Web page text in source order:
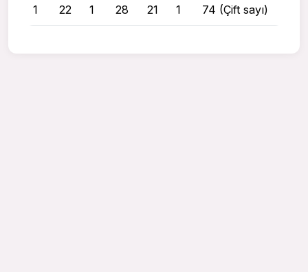
1 22 1 28 21 1 74 (Çift sayı)